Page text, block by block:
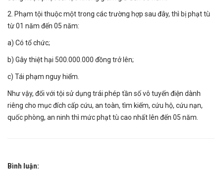
2. Phạm tội thuộc một trong các trường hợp sau đây, thì bị phạt tù
từ 01 năm đến 05 năm:
a) Có tổ chức;
b) Gây thiệt hại 500.000.000 đồng trở lên;
c) Tái phạm nguy hiểm.
Như vậy, đối với tội sử dụng trái phép tần số vô tuyến điện dành
riêng cho mục đích cấp cứu, an toàn, tìm kiếm, cứu hộ, cứu nạn,
quốc phòng, an ninh thì mức phạt tù cao nhất lên đến 05 năm.
Bình luận: